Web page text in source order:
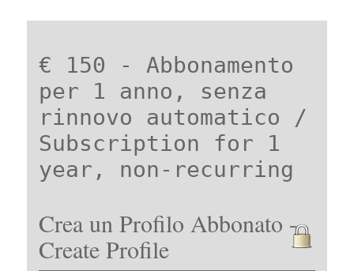
€ 150 - Abbonamento
per 1 anno, senza
rinnovo automatico /
Subscription for 1
year, non-recurring
Crea un Profilo Abbonato -
Create Profile